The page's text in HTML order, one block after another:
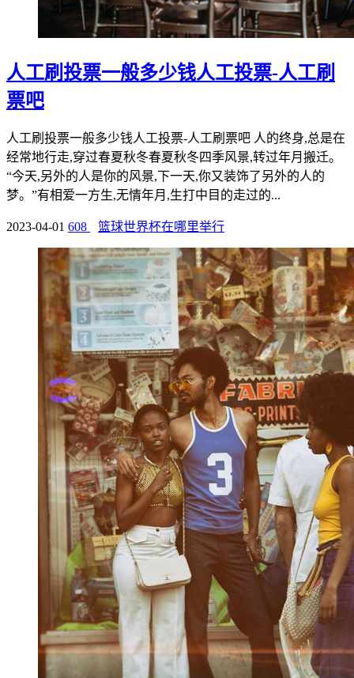
人工刷投票一般多少钱人工投票-人工刷
票吧
人工刷投票一般多少钱人工投票-人工刷票吧 人的终身,总是在
经常地行走,穿过春夏秋冬春夏秋冬四季风景,转过年月搬迁。
“今天,另外的人是你的风景,下一天,你又装饰了另外的人的
梦。”有相爱一方生,无情年月,生打中目的走过的...
2023-04-01 608 篮球世界杯在哪里举行